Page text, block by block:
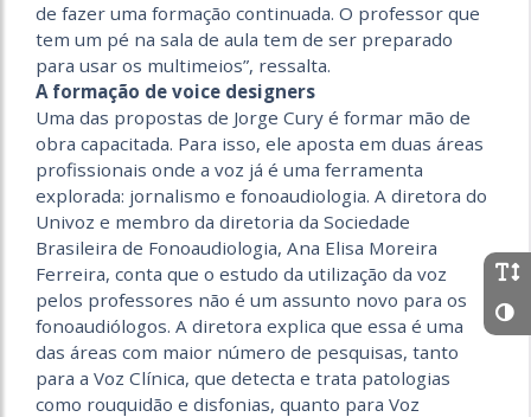
de fazer uma formação continuada. O professor que
tem um pé na sala de aula tem de ser preparado
para usar os multimeios”, ressalta.
A formação de voice designers
Uma das propostas de Jorge Cury é formar mão de
obra capacitada. Para isso, ele aposta em duas áreas
profissionais onde a voz já é uma ferramenta
explorada: jornalismo e fonoaudiologia. A diretora do
Univoz e membro da diretoria da Sociedade
Brasileira de Fonoaudiologia, Ana Elisa Moreira
Ferreira, conta que o estudo da utilização da voz
pelos professores não é um assunto novo para os
fonoaudiólogos. A diretora explica que essa é uma
das áreas com maior número de pesquisas, tanto
para a Voz Clínica, que detecta e trata patologias
como rouquidão e disfonias, quanto para Voz